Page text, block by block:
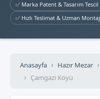
✅ Marka Patent & Tasarım Tescil
✅ Hızlı Teslimat & Uzman Montaj
Anasayfa Hazır Mezar
Çamgazi Köyü